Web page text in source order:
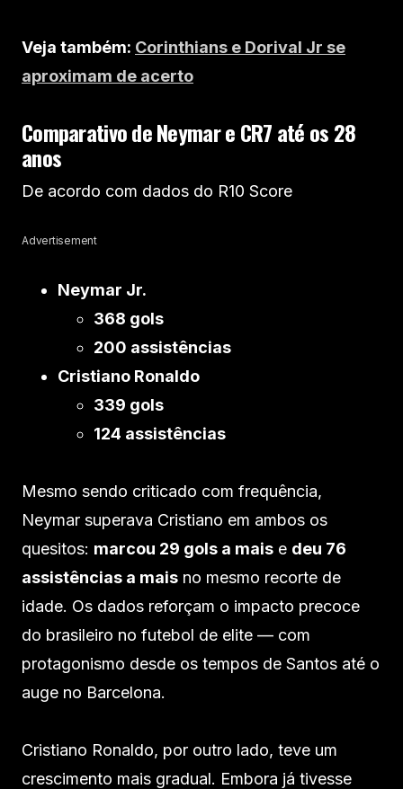
Veja também: Corinthians e Dorival Jr se
aproximam de acerto
Comparativo de Neymar e CR7 até os 28
anos
De acordo com dados do R10 Score
Advertisement
Neymar Jr.
368 gols
200 assistências
Cristiano Ronaldo
339 gols
124 assistências
Mesmo sendo criticado com frequência,
Neymar superava Cristiano em ambos os
quesitos: marcou 29 gols a mais e deu 76
assistências a mais no mesmo recorte de
idade. Os dados reforçam o impacto precoce
do brasileiro no futebol de elite — com
protagonismo desde os tempos de Santos até o
auge no Barcelona.
Cristiano Ronaldo, por outro lado, teve um
crescimento mais gradual. Embora já tivesse